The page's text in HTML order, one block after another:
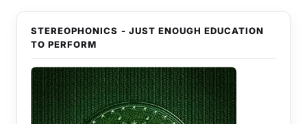
STEREOPHONICS - JUST ENOUGH EDUCATION
TO PERFORM